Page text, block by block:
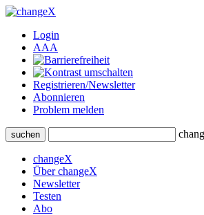
Login
AAA
Registrieren/Newsletter
Abonnieren
Problem melden
suchen
changeX
Über changeX
Newsletter
Testen
Abo